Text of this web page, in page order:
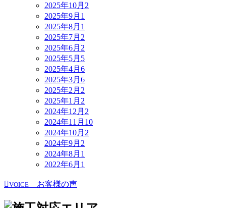
2025年10月 2
2025年9月 1
2025年8月 1
2025年7月 2
2025年6月 2
2025年5月 5
2025年4月 6
2025年3月 6
2025年2月 2
2025年1月 2
2024年12月 2
2024年11月 10
2024年10月 2
2024年9月 2
2024年8月 1
2022年6月 1
VOICE お客様の声